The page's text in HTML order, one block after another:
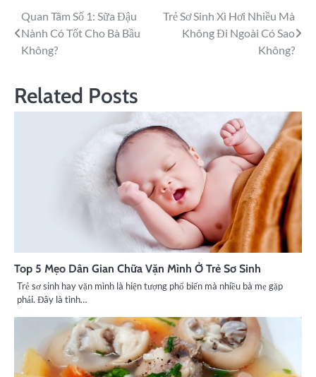
Quan Tâm Số 1: Sữa Đậu
Nành Có Tốt Cho Bà Bầu
Không?
Trẻ Sơ Sinh Xì Hơi Nhiều Mà
Không Đi Ngoài Có Sao
Không?
Related Posts
Top 5 Mẹo Dân Gian Chữa Vặn Mình Ở Trẻ Sơ Sinh
Trẻ sơ sinh hay vặn mình là hiện tượng phổ biến mà nhiều bà mẹ gặp
phải. Đây là tình…